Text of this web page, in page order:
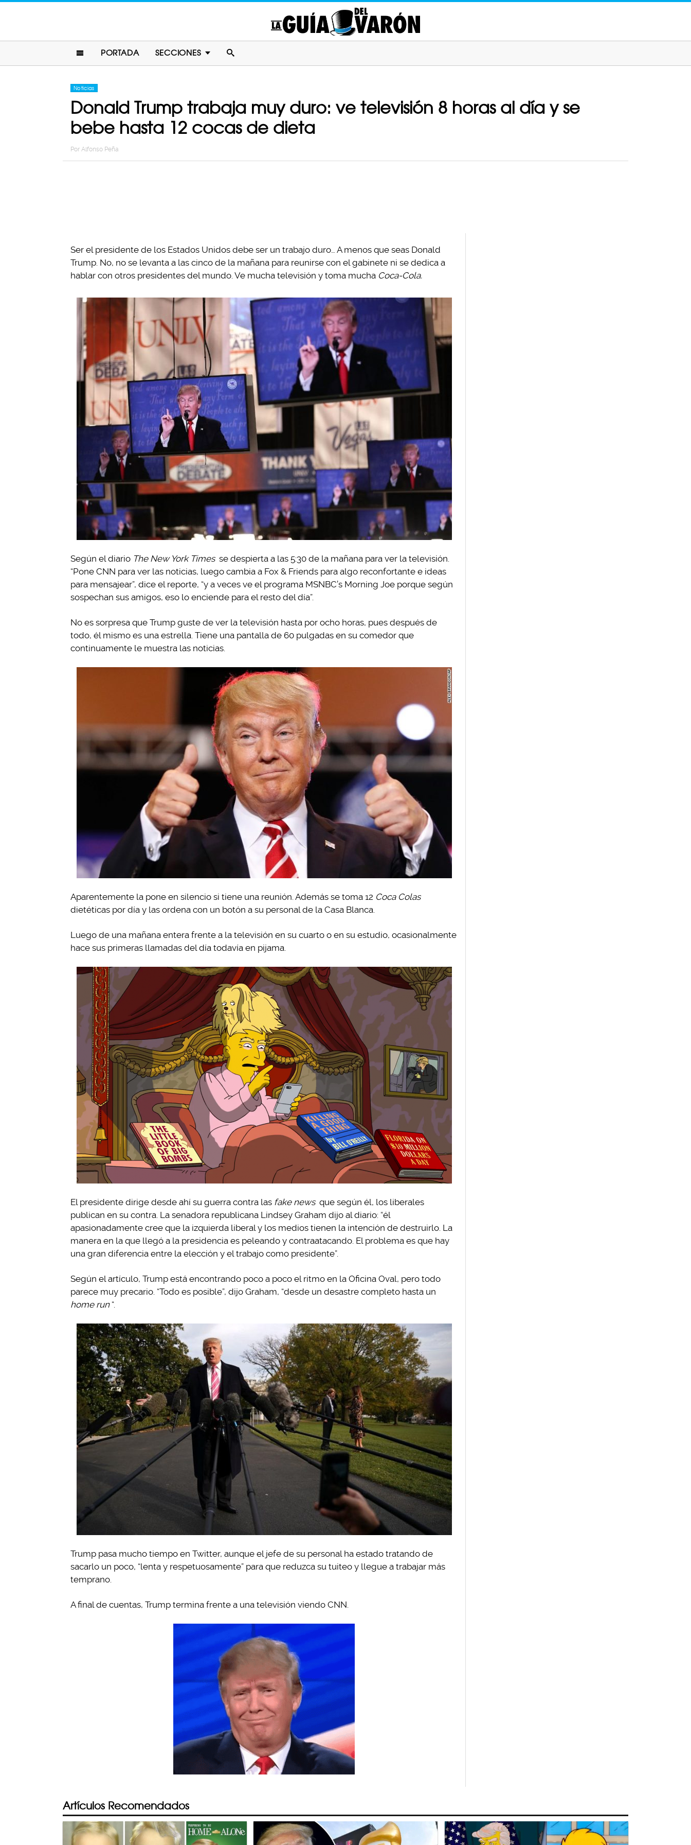
PORTADA SECCIONES
Noticias
Donald Trump trabaja muy duro: ve televisión 8 horas al día y se
bebe hasta 12 cocas de dieta
Por Alfonso Peña
Ser el presidente de los Estados Unidos debe ser un trabajo duro… A menos que seas Donald
Trump. No, no se levanta a las cinco de la mañana para reunirse con el gabinete ni se dedica a
hablar con otros presidentes del mundo. Ve mucha televisión y toma mucha Coca-Cola.
Según el diario The New York Times se despierta a las 5:30 de la mañana para ver la televisión.
“Pone CNN para ver las noticias, luego cambia a Fox & Friends para algo reconfortante e ideas
para mensajear”, dice el reporte, “y a veces ve el programa MSNBC’s Morning Joe porque según
sospechan sus amigos, eso lo enciende para el resto del día”.
No es sorpresa que Trump guste de ver la televisión hasta por ocho horas, pues después de
todo, él mismo es una estrella. Tiene una pantalla de 60 pulgadas en su comedor que
continuamente le muestra las noticias.
Aparentemente la pone en silencio si tiene una reunión. Además se toma 12 Coca Colas
dietéticas por día y las ordena con un botón a su personal de la Casa Blanca.
Luego de una mañana entera frente a la televisión en su cuarto o en su estudio, ocasionalmente
hace sus primeras llamadas del día todavía en pijama.
El presidente dirige desde ahí su guerra contra las fake news que según él, los liberales
publican en su contra. La senadora republicana Lindsey Graham dijo al diario: “él
apasionadamente cree que la izquierda liberal y los medios tienen la intención de destruirlo. La
manera en la que llegó a la presidencia es peleando y contraatacando. El problema es que hay
una gran diferencia entre la elección y el trabajo como presidente”.
Según el artículo, Trump está encontrando poco a poco el ritmo en la Oficina Oval, pero todo
parece muy precario. “Todo es posible”, dijo Graham, “desde un desastre completo hasta un
home run “.
Trump pasa mucho tiempo en Twitter, aunque el jefe de su personal ha estado tratando de
sacarlo un poco, “lenta y respetuosamente” para que reduzca su tuiteo y llegue a trabajar más
temprano.
A final de cuentas, Trump termina frente a una televisión viendo CNN.
Artículos Recomendados